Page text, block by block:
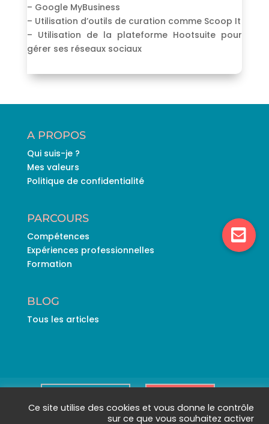
– Google MyBusiness
– Utilisation d’outils de curation comme Scoop It
– Utilisation de la plateforme Hootsuite pour
gérer ses réseaux sociaux
A PROPOS
Qui suis-je ?
Mes valeurs
Politique de confidentialité
PARCOURS
Compétences
Expériences professionnelles
Formation
BLOG
Tous les articles
Ce site utilise des cookies et vous donne le contrôle
sur ce que vous souhaitez activer